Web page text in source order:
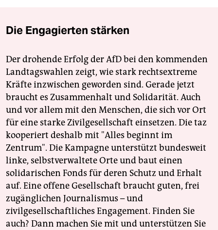
Die Engagierten stärken
Der drohende Erfolg der AfD bei den kommenden
Landtagswahlen zeigt, wie stark rechtsextreme
Kräfte inzwischen geworden sind. Gerade jetzt
braucht es Zusammenhalt und Solidarität. Auch
und vor allem mit den Menschen, die sich vor Ort
für eine starke Zivilgesellschaft einsetzen. Die taz
kooperiert deshalb mit "Alles beginnt im
Zentrum". Die Kampagne unterstützt bundesweit
linke, selbstverwaltete Orte und baut einen
solidarischen Fonds für deren Schutz und Erhalt
auf. Eine offene Gesellschaft braucht guten, frei
zugänglichen Journalismus – und
zivilgesellschaftliches Engagement. Finden Sie
auch? Dann machen Sie mit und unterstützen Sie